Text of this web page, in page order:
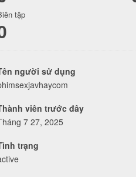
tập
người sử dụng
viên trước đây
7 27, 2025
trạng